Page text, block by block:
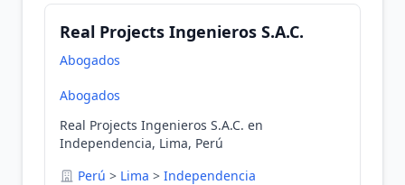
Real Projects Ingenieros S.A.C.
Abogados
Abogados
Real Projects Ingenieros S.A.C. en
Independencia, Lima, Perú
Perú > Lima > Independencia